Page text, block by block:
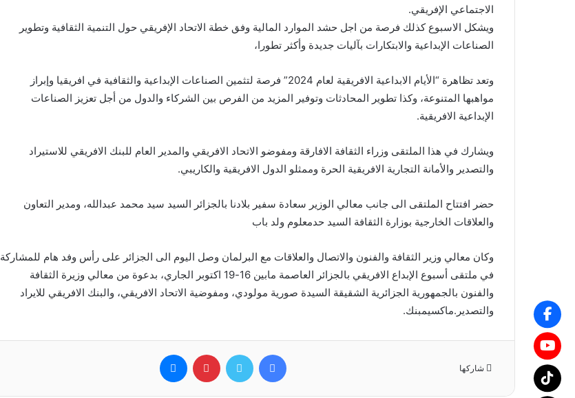
الاجتماعي الإفريقي.
ويشكل الاسبوع كذلك فرصة من اجل حشد الموارد المالية وفق خطة الاتحاد الإفريقي حول التنمية الثقافية وتطوير
الصناعات الإبداعية والابتكارات بآليات جديدة وأكثر تطورا،
وتعد تظاهرة “الأيام الابداعية الافريقية لعام 2024” فرصة لتثمين الصناعات الإبداعية والثقافية في افريقيا وإبراز
مواهبها المتنوعة، وكذا تطوير المحادثات وتوفير المزيد من الفرص بين الشركاء والدول من أجل تعزيز الصناعات
الإبداعية الافريقية.
ويشارك في هذا الملتقى وزراء الثقافة الافارقة ومفوضو الاتحاد الافريقي والمدير العام للبنك الافريقي للاستيراد
والتصدير والأمانة التجارية الافريقية الحرة وممثلو الدول الافريقية والكاريبي.
حضر افتتاح الملتقى الى جانب معالي الوزير سعادة سفير بلادنا بالجزائر السيد سيد محمد عبدالله، ومدير التعاون
والعلاقات الخارجية بوزارة الثقافة السيد حدمعلوم ولد باب
وكان معالي وزير الثقافة والفنون والاتصال والعلاقات مع البرلمان وصل اليوم الى الجزائر على رأس وفد هام للمشاركة
في ملتقى أسبوع الإبداع الافريقي بالجزائر العاصمة مابين 16-19 اكتوبر الجاري، بدعوة من معالي وزيرة الثقافة
والفنون بالجمهورية الجزائرية الشقيقة السيدة صورية مولودي، ومفوضية الاتحاد الافريقي، والبنك الافريقي للايراد
والتصدير.ماكسيمبنك.
شاركها
فيسبوك تويتر بينتيريست